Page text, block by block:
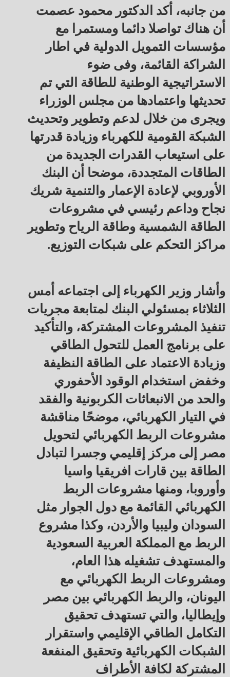
من جانبه، أكد الدكتور محمود عصمت
أن هناك تواصلا دائما ومستمرا مع
مؤسسات التمويل الدولية في اطار
الشراكة القائمة، وفى ضوء
الاستراتيجية الوطنية للطاقة التي تم
تحديثها واعتمادها من مجلس الوزراء
ويجرى من خلال لدعم وتطوير وتحديث
الشبكة القومية للكهرباء وزيادة قدرتها
على استيعاب القدرات الجديدة من
الطاقات المتجددة، موضحا أن البنك
الأوروبي لإعادة الإعمار والتنمية شريك
نجاح وداعم رئيسي في مشروعات
الطاقة الشمسية وطاقة الرياح وتطوير
مراكز التحكم على شبكات التوزيع.
وأشار وزير الكهرباء إلى اجتماعه أمس
الثلاثاء بمسئولي البنك لمتابعة مجريات
تنفيذ المشروعات المشتركة، والتأكيد
على برنامج العمل للتحول الطاقي
وزيادة الاعتماد على الطاقة النظيفة
وخفض استخدام الوقود الأحفوري
والحد من الانبعاثات الكربونية والفقد
في التيار الكهربائي، موضحًا مناقشة
مشروعات الربط الكهربائي لتحويل
مصر إلى مركز إقليمي وجسرا لتبادل
الطاقة بين قارات افريقيا واسيا
وأوروبا، ومنها مشروعات الربط
الكهربائي القائمة مع دول الجوار مثل
السودان وليبيا والأردن، وكذا مشروع
الربط مع المملكة العربية السعودية
والمستهدف تشغيله هذا العام،
ومشروعات الربط الكهربائي مع
اليونان، والربط الكهربائي بين مصر
وإيطاليا، والتي تستهدف تحقيق
التكامل الطاقي الإقليمي واستقرار
الشبكات الكهربائية وتحقيق المنفعة
المشتركة لكافة الأطراف